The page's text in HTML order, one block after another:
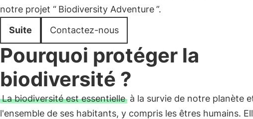
notre projet “ Biodiversity Adventure”.
Suite
Contactez-nous
Pourquoi protéger la
biodiversité ?
La biodiversité est essentielleà la survie de notre planète
l'ensemble de ses habitants, y compris les êtres humains.